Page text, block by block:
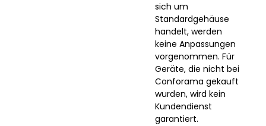
sich um
Standardgehäuse
handelt, werden
keine Anpassungen
vorgenommen. Für
Geräte, die nicht bei
Conforama gekauft
wurden, wird kein
Kundendienst
garantiert.